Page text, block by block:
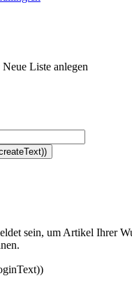
Neue Liste anlegen
sein, um Artikel Ihrer